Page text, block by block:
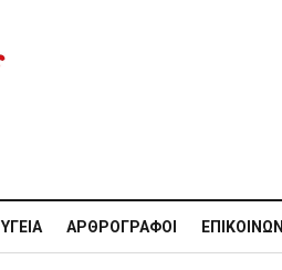
ΥΓΕΊΑ ΑΡΘΡΟΓΡΆΦΟΙ